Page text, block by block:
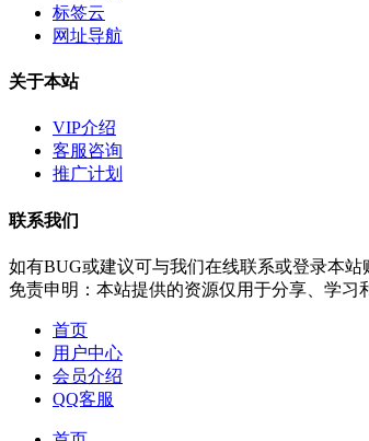
标签云
网址导航
关于本站
VIP介绍
客服咨询
推广计划
联系我们
如有BUG或建议可与我们在线联系或登录本站
免责申明：本站提供的资源仅用于分享、学习
首页
用户中心
会员介绍
QQ客服